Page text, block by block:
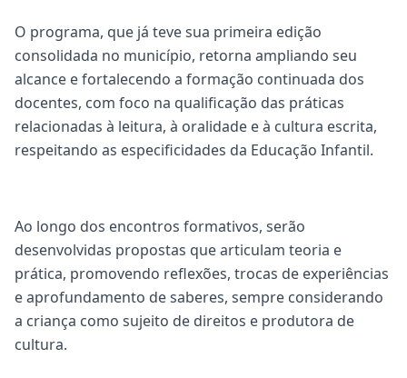
O programa, que já teve sua primeira edição
consolidada no município, retorna ampliando seu
alcance e fortalecendo a formação continuada dos
docentes, com foco na qualificação das práticas
relacionadas à leitura, à oralidade e à cultura escrita,
respeitando as especificidades da Educação Infantil.
Ao longo dos encontros formativos, serão
desenvolvidas propostas que articulam teoria e
prática, promovendo reflexões, trocas de experiências
e aprofundamento de saberes, sempre considerando
a criança como sujeito de direitos e produtora de
cultura.